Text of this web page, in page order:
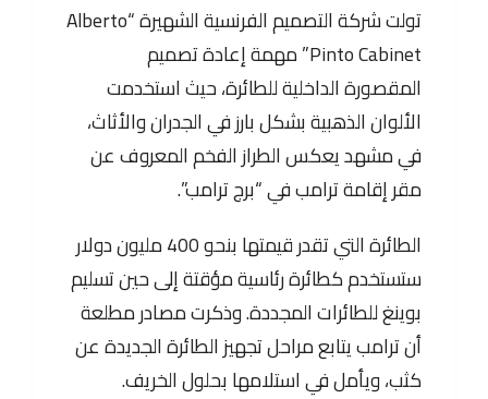
تولت شركة التصميم الفرنسية الشهيرة “Alberto
Pinto Cabinet” مهمة إعادة تصميم
المقصورة الداخلية للطائرة، حيث استخدمت
الألوان الذهبية بشكل بارز في الجدران والأثاث،
في مشهد يعكس الطراز الفخم المعروف عن
مقر إقامة ترامب في “برج ترامب”.
الطائرة التي تقدر قيمتها بنحو 400 مليون دولار
ستستخدم كطائرة رئاسية مؤقتة إلى حين تسليم
بوينغ للطائرات المجددة. وذكرت مصادر مطلعة
أن ترامب يتابع مراحل تجهيز الطائرة الجديدة عن
كثب، ويأمل في استلامها بحلول الخريف.